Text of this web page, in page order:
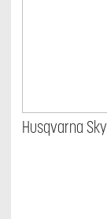
Husqvarna